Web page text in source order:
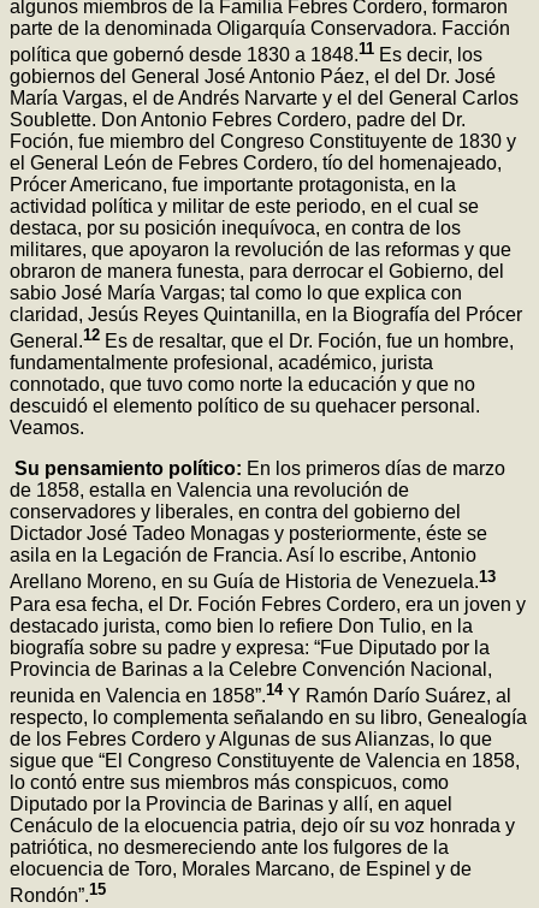
algunos miembros de la Familia Febres Cordero, formaron
parte de la denominada Oligarquía Conservadora. Facción
política que gobernó desde 1830 a 1848.11 Es decir, los
gobiernos del General José Antonio Páez, el del Dr. José
María Vargas, el de Andrés Narvarte y el del General Carlos
Soublette. Don Antonio Febres Cordero, padre del Dr.
Foción, fue miembro del Congreso Constituyente de 1830 y
el General León de Febres Cordero, tío del homenajeado,
Prócer Americano, fue importante protagonista, en la
actividad política y militar de este periodo, en el cual se
destaca, por su posición inequívoca, en contra de los
militares, que apoyaron la revolución de las reformas y que
obraron de manera funesta, para derrocar el Gobierno, del
sabio José María Vargas; tal como lo que explica con
claridad, Jesús Reyes Quintanilla, en la Biografía del Prócer
General.12 Es de resaltar, que el Dr. Foción, fue un hombre,
fundamentalmente profesional, académico, jurista
connotado, que tuvo como norte la educación y que no
descuidó el elemento político de su quehacer personal.
Veamos.
Su pensamiento político: En los primeros días de marzo
de 1858, estalla en Valencia una revolución de
conservadores y liberales, en contra del gobierno del
Dictador José Tadeo Monagas y posteriormente, éste se
asila en la Legación de Francia. Así lo escribe, Antonio
Arellano Moreno, en su Guía de Historia de Venezuela.13
Para esa fecha, el Dr. Foción Febres Cordero, era un joven y
destacado jurista, como bien lo refiere Don Tulio, en la
biografía sobre su padre y expresa: “Fue Diputado por la
Provincia de Barinas a la Celebre Convención Nacional,
reunida en Valencia en 1858”.14 Y Ramón Darío Suárez, al
respecto, lo complementa señalando en su libro, Genealogía
de los Febres Cordero y Algunas de sus Alianzas, lo que
sigue que “El Congreso Constituyente de Valencia en 1858,
lo contó entre sus miembros más conspicuos, como
Diputado por la Provincia de Barinas y allí, en aquel
Cenáculo de la elocuencia patria, dejo oír su voz honrada y
patriótica, no desmereciendo ante los fulgores de la
elocuencia de Toro, Morales Marcano, de Espinel y de
Rondón”.15